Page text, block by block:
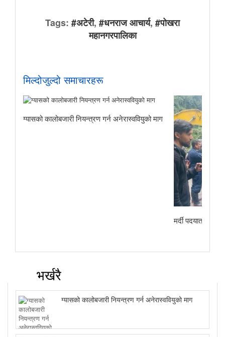
Tags: #अटेरी, #धनराज आचार्य, #पोखरा
महानगरपालिका
मिल्दोजुल्दो समाचारहरू
ग्यासको कालोबजारी नियन्त्रण गर्न अनेरास्ववियुको माग
मर्दी
भर्खरै
ग्यासको कालोबजारी नियन्त्रण गर्न अनेरास्ववियुको माग